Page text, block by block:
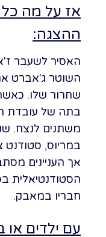
אז על מה
ההצגה:
האסיר לשעבר
השוטר ג'אברט
שחרור שלו.
בתה של עובדת
משתנים לנצח.
במריוס, סטודנט
אך העניינים
הסטודנטיאלית
חבריו במאבק.
עם ילדים או